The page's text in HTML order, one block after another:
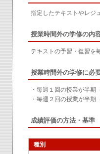
指定したテキストやレジ
授業時間外の学修の内
テキストの予習・復習を
授業時間外の学修に必
・毎週１回の授業が半
・毎週２回の授業が半
成績評価の方法・基準
種別